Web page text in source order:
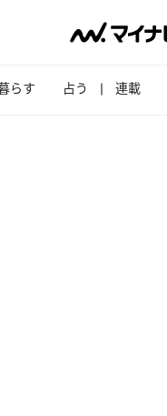
らす 占う 連載